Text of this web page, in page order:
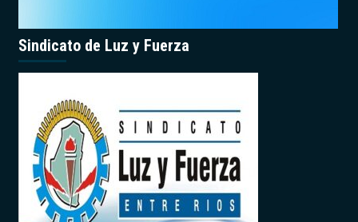
Sindicato de Luz y Fuerza